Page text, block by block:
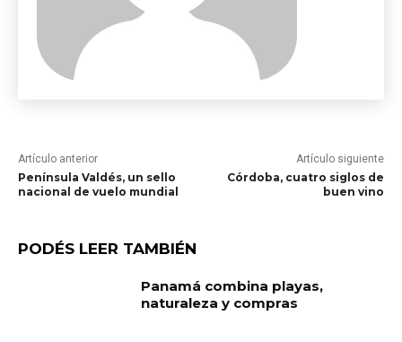
Artículo anterior
Península Valdés, un sello
nacional de vuelo mundial
Artículo siguiente
Córdoba, cuatro siglos de
buen vino
PODÉS LEER TAMBIÉN
Panamá combina playas,
naturaleza y compras